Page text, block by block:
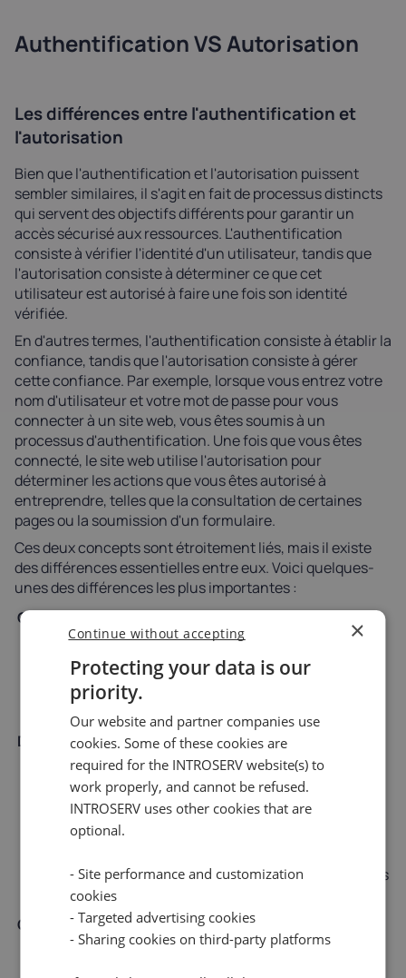
Authentification VS Autorisation
Les différences entre l'authentification et
l'autorisation
Bien que l'authentification et l'autorisation puissent
sembler similaires, il s'agit en fait de processus distincts
qui servent des objectifs différents pour garantir un
accès sécurisé aux ressources. L'authentification
consiste à vérifier l'identité d'un utilisateur, tandis que
l'autorisation consiste à déterminer ce que cet
utilisateur est autorisé à faire une fois son identité
vérifiée.
En d'autres termes, l'authentification consiste à établir la
confiance, tandis que l'autorisation consiste à gérer
cette confiance. Par exemple, lorsque vous entrez votre
nom d'utilisateur et votre mot de passe pour vous
connecter à un site web, vous êtes soumis à un
processus d'authentification. Une fois que vous êtes
connecté, le site web utilise l'autorisation pour
déterminer les actions que vous êtes autorisé à
entreprendre, telles que la consultation de certaines
pages ou la soumission d'un formulaire.
Ces deux concepts sont étroitement liés, mais il existe
des différences essentielles entre eux. Voici quelques-
unes des différences les plus importantes :
Catégorie
Authentification Autorisation
Définition
Processus
vérifier l'identité
d'un utilisateur
afin de lui
accorder l'accès à
un système ou à
une ressource.
Le processus
consistant à
déterminer si un
permission
d'accéder à une
ressource
spécifique ou
d'effectuer une
action
Objectif
S'assurer que
seuls les
autorisés peuvent
accéder à un
S'assurer que les
niveau d'accès
×
Protecting your data is our
priority.
Our website and partner companies use
cookies. Some of these cookies are
required for the INTROSERV website(s) to
work properly, and cannot be refused.
INTROSERV uses other cookies that are
optional.
- Site performance and customization
cookies
- Targeted advertising cookies
- Sharing cookies on third-party platforms
Continue without accepting